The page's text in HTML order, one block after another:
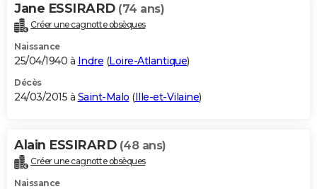
Jane ESSIRARD (74 ans)
Créer une cagnotte obsèques
Naissance
25/04/1940 à Indre (Loire-Atlantique)
Décès
24/03/2015 à Saint-Malo (Ille-et-Vilaine)
Alain ESSIRARD (48 ans)
Créer une cagnotte obsèques
Naissance